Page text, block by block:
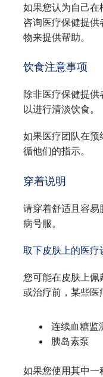
如果您认为自己
咨询医疗保健提
物来提供帮助。
饮食注意事项
除非医疗保健提
以进行清淡饮食。
如果医疗团队在预
循他们的指示。
穿着说明
请穿着舒适且容易
病号服。
取下皮肤上的医疗
您可能在皮肤上佩
或治疗前，某些医
连续血糖监
胰岛素泵
如果您使用其中